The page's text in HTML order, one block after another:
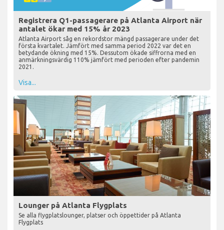
Registrera Q1-passagerare på Atlanta Airport när
antalet ökar med 15% år 2023
Atlanta Airport såg en rekordstor mängd passagerare under det
första kvartalet. Jämfört med samma period 2022 var det en
betydande ökning med 15%. Dessutom ökade siffrorna med en
anmärkningsvärdig 110% jämfört med perioden efter pandemin
2021.
Visa...
Lounger på Atlanta Flygplats
Se alla flygplatslounger, platser och öppettider på Atlanta
Flygplats